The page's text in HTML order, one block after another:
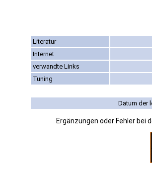
Literatur
Internet
verwandte Links
Tuning
Datum der
Ergänzungen oder Fehler bei